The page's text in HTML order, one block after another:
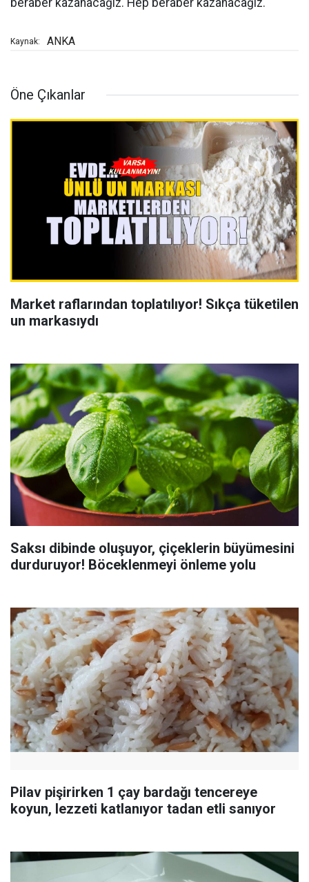
beraber kazanacağız. Hep beraber kazanacağız."
Kaynak: ANKA
Öne Çıkanlar
Market raflarından toplatılıyor! Sıkça tüketilen
un markasıydı
Saksı dibinde oluşuyor, çiçeklerin büyümesini
durduruyor! Böceklenmeyi önleme yolu
Pilav pişirirken 1 çay bardağı tencereye
koyun, lezzeti katlanıyor tadan etli sanıyor